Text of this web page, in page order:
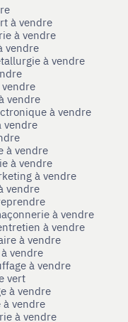
à vendre
à vendre
vendre
à vendre
vendre
vendre
à vendre
vendre
à vendre
à vendre
à vendre
vendre
à vendre
à vendre
à vendre
vendre
à vendre
vert
à vendre
à vendre
à vendre